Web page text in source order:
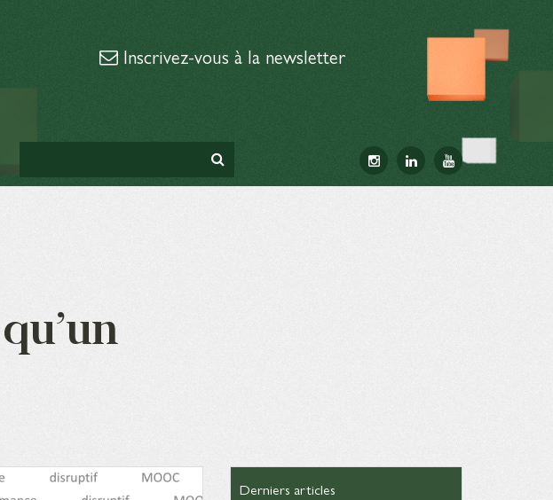
Inscrivez-vous à la newsletter
Derniers articles